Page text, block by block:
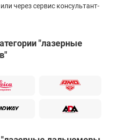
через сервис консультант-
"лазерные